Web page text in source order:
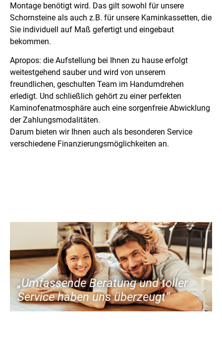
Montage benötigt wird. Das gilt sowohl für unsere
Schornsteine als auch z.B. für unsere Kaminkassetten, die
Sie individuell auf Maß gefertigt und eingebaut
bekommen.
Apropos: die Aufstellung bei Ihnen zu hause erfolgt
weitestgehend sauber und wird von unserem
freundlichen, geschulten Team im Handumdrehen
erledigt. Und schließlich gehört zu einer perfekten
Kaminofenatmosphäre auch eine sorgenfreie Abwicklung
der Zahlungsmodalitäten.
Darum bieten wir Ihnen auch als besonderen Service
verschiedene Finanzierungsmöglichkeiten an.
„Umfassende Beratung und toller
Service haben uns überzeugt“